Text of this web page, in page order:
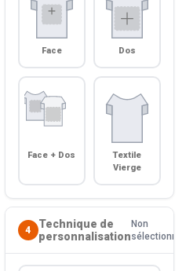
Face Dos
Face + Dos
Textile
Vierge
4
Technique de
personnalisation
Non
sélectionné